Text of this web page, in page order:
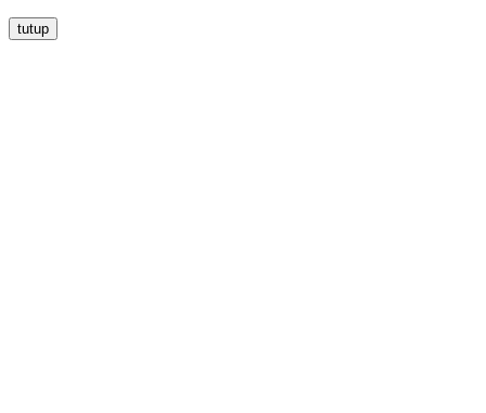
tutup